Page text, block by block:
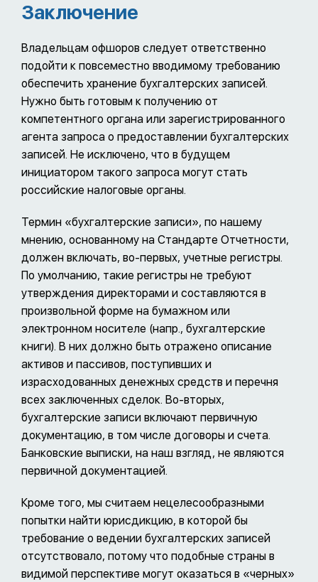
Заключение
Владельцам офшоров следует ответственно
подойти к повсеместно вводимому требованию
обеспечить хранение бухгалтерских записей.
Нужно быть готовым к получению от
компетентного органа или зарегистрированного
агента запроса о предоставлении бухгалтерских
записей. Не исключено, что в будущем
инициатором такого запроса могут стать
российские налоговые органы.
Термин «бухгалтерские записи», по нашему
мнению, основанному на Стандарте Отчетности,
должен включать, во-первых, учетные регистры.
По умолчанию, такие регистры не требуют
утверждения директорами и составляются в
произвольной форме на бумажном или
электронном носителе (напр., бухгалтерские
книги). В них должно быть отражено описание
активов и пассивов, поступивших и
израсходованных денежных средств и перечня
всех заключенных сделок. Во-вторых,
бухгалтерские записи включают первичную
документацию, в том числе договоры и счета.
Банковские выписки, на наш взгляд, не являются
первичной документацией.
Кроме того, мы считаем нецелесообразными
попытки найти юрисдикцию, в которой бы
требование о ведении бухгалтерских записей
отсутствовало, потому что подобные страны в
видимой перспективе могут оказаться в «черных»